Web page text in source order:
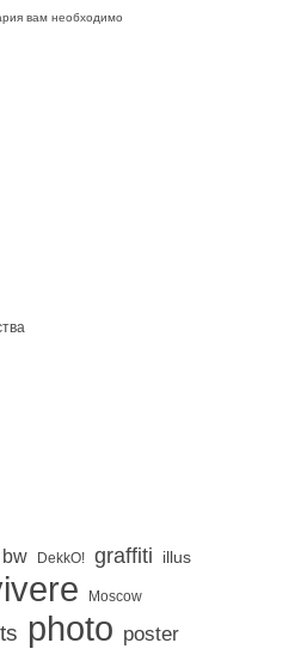
вам необходимо
bw DekkO! graffiti illus
Moscow
photo poster